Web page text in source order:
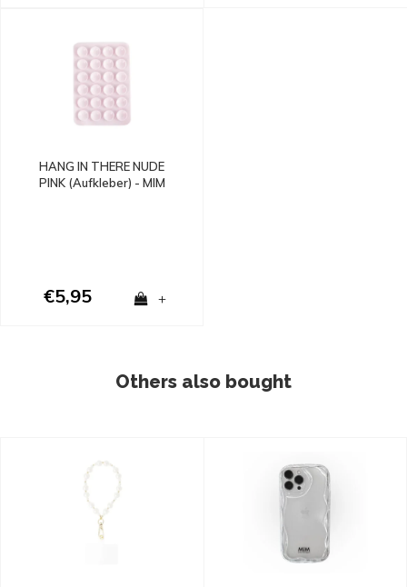
HANG IN THERE NUDE
PINK (Aufkleber) - MIM
€5,95 +
Others also bought